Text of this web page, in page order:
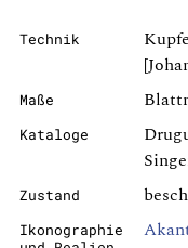
Technik
Maße
Kataloge
Zustand
Ikonographie